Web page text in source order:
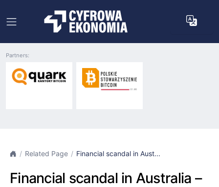
Partners:
Related Page Financial scandal in Aust...
Financial scandal in Australia –